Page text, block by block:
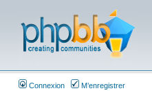
Connexion M’enregistrer